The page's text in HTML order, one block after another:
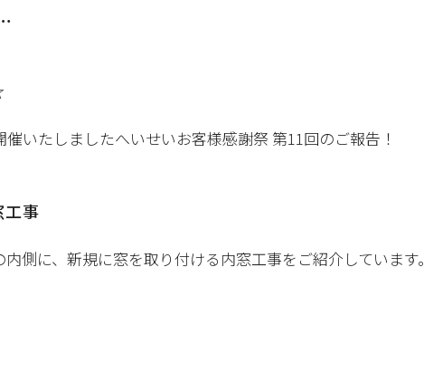
催いたしましたへいせいお客様感謝祭 第11回のご報告！
事
側に、新規に窓を取り付ける内窓工事をご紹介しています。